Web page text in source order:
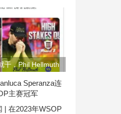
干，Phil Hellmuth
赛挑战！Speranza连
主赛冠军
| 在2023年WSOP